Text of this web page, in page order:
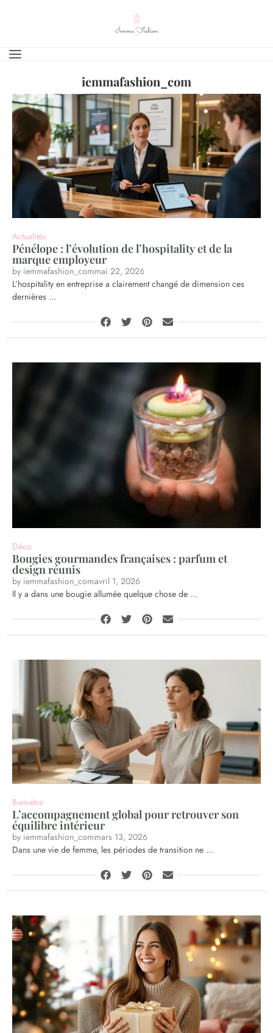
iemmafashion_com
Actualités
Pénélope : l’évolution de l’hospitality et de la
marque employeur
by iemmafashion_commai 22, 2026
L’hospitality en entreprise a clairement changé de dimension ces
dernières ...
Déco
Bougies gourmandes françaises : parfum et
design réunis
by iemmafashion_comavril 1, 2026
Il y a dans une bougie allumée quelque chose de ...
Bien-être
L’accompagnement global pour retrouver son
équilibre intérieur
by iemmafashion_commars 13, 2026
Dans une vie de femme, les périodes de transition ne ...